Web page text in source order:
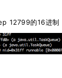
12799的16进制